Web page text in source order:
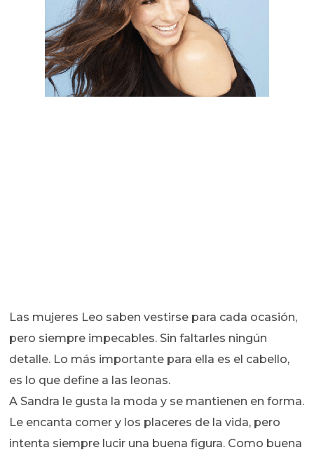
Las mujeres Leo saben vestirse para cada ocasión,
pero siempre impecables. Sin faltarles ningún
detalle. Lo más importante para ella es el cabello,
es lo que define a las leonas.
A Sandra le gusta la moda y se mantienen en forma.
Le encanta comer y los placeres de la vida, pero
intenta siempre lucir una buena figura. Como buena